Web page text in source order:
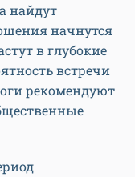
найдут
начнутся
в глубокие
встречи
рекомендуют